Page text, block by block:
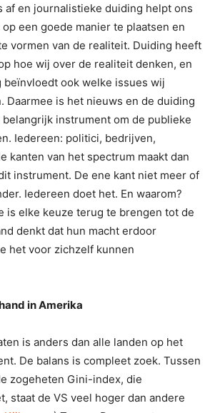
af en journalistieke duiding helpt ons
een goede manier te plaatsen en
vormen van de realiteit. Duiding heeft
hoe wij over de realiteit denken, en
beïnvloedt ook welke issues wij
Daarmee is het nieuws en de duiding
instrument om de publieke
Iedereen: politici, bedrijven,
kanten van het spectrum maakt dan
instrument. De ene kant niet meer of
Iedereen doet het. En waarom?
is elke keuze terug te brengen tot de
denkt dat hun macht erdoor
het voor zichzelf kunnen
in Amerika
is anders dan alle landen op het
De balans is compleet zoek. Tussen
zogeheten Gini-index, die
staat de VS veel hoger dan andere